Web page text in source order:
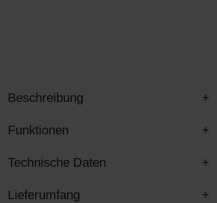
Beschreibung
Funktionen
Technische Daten
Lieferumfang